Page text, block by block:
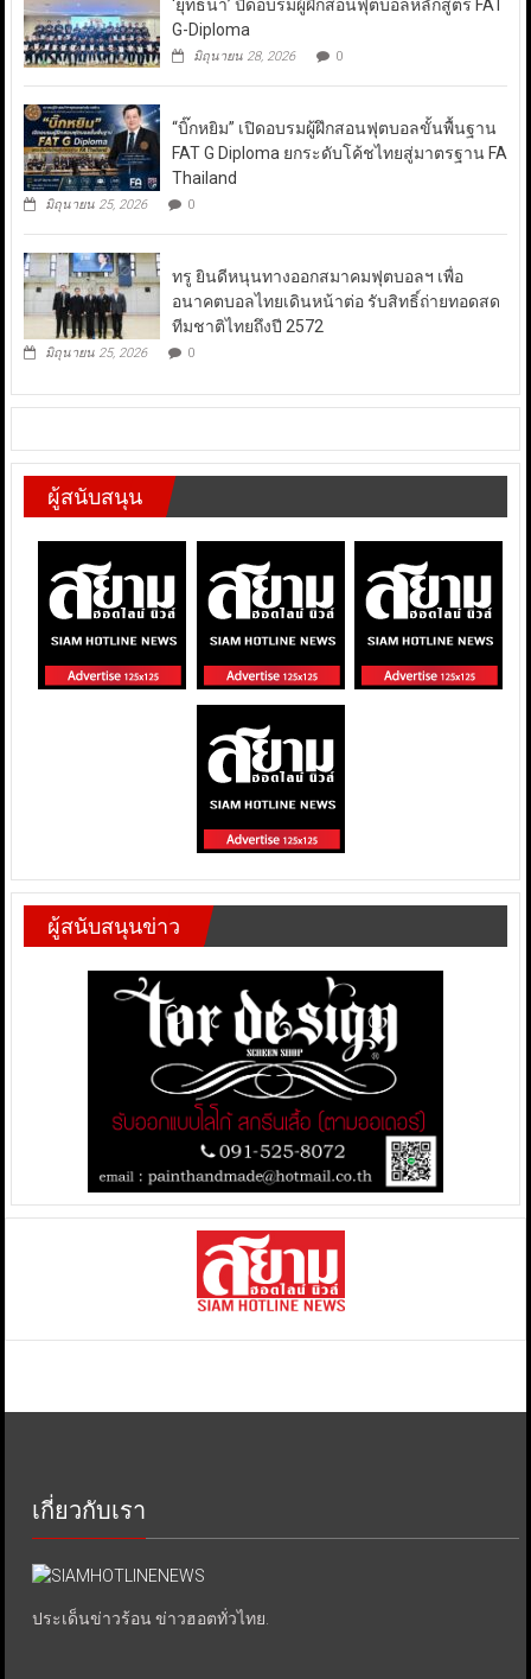
‘ยุทธนา’ ปิดอบรมผู้ฝึกสอนฟุตบอลหลักสูตร FAT
G-Diploma
มิถุนายน 28, 2026 0
“บิ๊กหยิม” เปิดอบรมผู้ฝึกสอนฟุตบอลขั้นพื้นฐาน
FAT G Diploma ยกระดับโค้ชไทยสู่มาตรฐาน FA
Thailand
มิถุนายน 25, 2026 0
ทรู ยินดีหนุนทางออกสมาคมฟุตบอลฯ เพื่อ
อนาคตบอลไทยเดินหน้าต่อ รับสิทธิ์ถ่ายทอดสด
ทีมชาติไทยถึงปี 2572
มิถุนายน 25, 2026 0
ผู้สนับสนุน
ผู้สนับสนุนข่าว
เกี่ยวกับเรา
ประเด็นข่าวร้อน ข่าวฮอตทั่วไทย.